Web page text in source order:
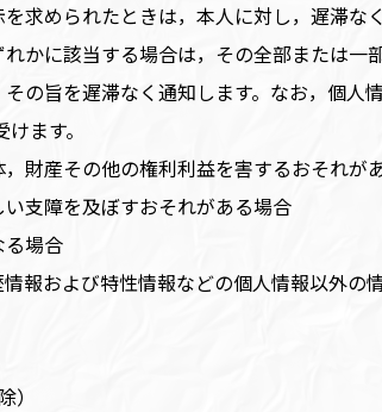
求められたときは，本人に対し，遅滞な
かに該当する場合は，その全部または一
の旨を遅滞なく通知します。なお，個人
ます。
財産その他の権利利益を害するおそれが
支障を及ぼすおそれがある場合
る場合
報および特性情報などの個人情報以外の